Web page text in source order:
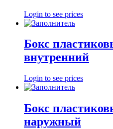
Login to see prices
Бокс
внутренний
Login to see prices
Бокс
наружный